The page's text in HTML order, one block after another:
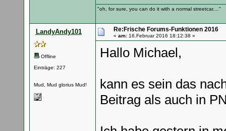
"oh, for sure, you can do it with a normal streetcar...."
LandyAndy101
Offline
Einträge: 227
Mud, Mud glorius Mud!
Re:Frische Forums-Funktionen 2016
« am:16.Februar 2016 18:12:38 »
Hallo Michael,
kann es sein das
Beitrag als auch in